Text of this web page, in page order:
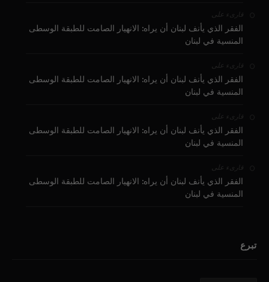
قارىء على
الفقر الذي يأنف لبنان أن يراه: الانهيار الصامت للطبقة الوسطى
المنسية في لبنان
قارىء على
الفقر الذي يأنف لبنان أن يراه: الانهيار الصامت للطبقة الوسطى
المنسية في لبنان
قارىء على
الفقر الذي يأنف لبنان أن يراه: الانهيار الصامت للطبقة الوسطى
المنسية في لبنان
قارىء على
الفقر الذي يأنف لبنان أن يراه: الانهيار الصامت للطبقة الوسطى
المنسية في لبنان
تبرع